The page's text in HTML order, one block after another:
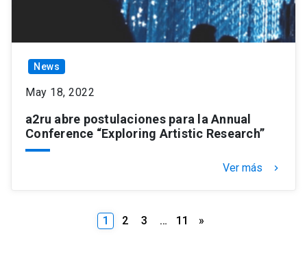
News
May 18, 2022
a2ru abre postulaciones para la Annual
Conference “Exploring Artistic Research”
Ver más keyboard_arrow_right
Posts
1 2 3 … 11 »